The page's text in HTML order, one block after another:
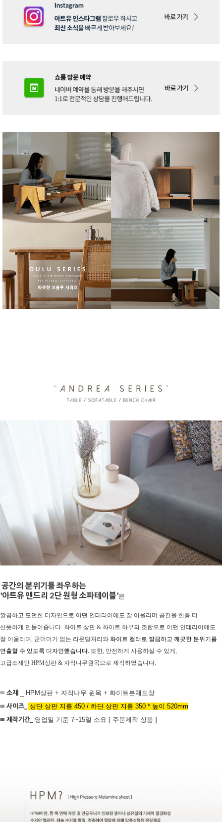
공간의 분위기를 좌우하는
'아트유 앤드리 2단 원형 소파테이블'은
깔끔하고 모던한 디자인으로 어떤 인테리어에도 잘 어울리며 공간을 한층 더
산뜻하게 만들어줍니다. 화이트 상판 & 화이트 하부의 조합으로 어떤 인테리어에도
잘 어울리며, 군더더기 없는 라운딩처리와 화이트 컬러로 깔끔하고 깨끗한 분위기를
연출할 수 있도록 디자인했습니다. 또한, 안전하게 사용하실 수 있게,
고급소재인 HPM상판 & 자작나무원목으로 제작하였습니다.
≡ 소재 _ HPM상판 + 자작나무 원목 + 화이트분체도장
≡ 사이즈 상단 상판 지름 450 / 하단 상판 지름 350 * 높이 520mm
≡ 제작기간_ 영업일 기준 7~15일 소요 [ 주문제작 상품 ]